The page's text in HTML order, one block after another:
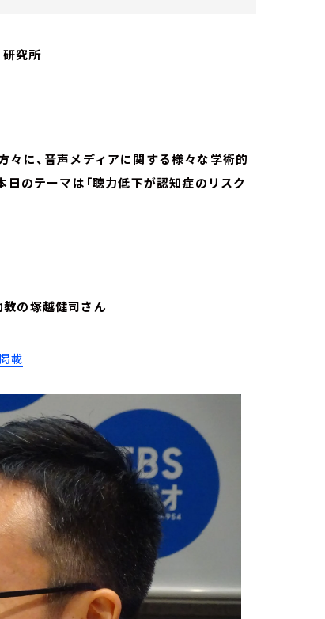
究所
に、音声メディアに関する様々な学術的
のテーマは「聴力低下が認知症のリスク
の塚越健司さん
載